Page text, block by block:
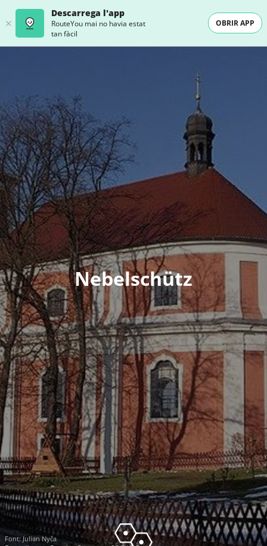
Descarrega l'app
RouteYou mai no havia estat
tan fàcil
OBRIR APP
Nebelschütz
Font: Julian Nyča